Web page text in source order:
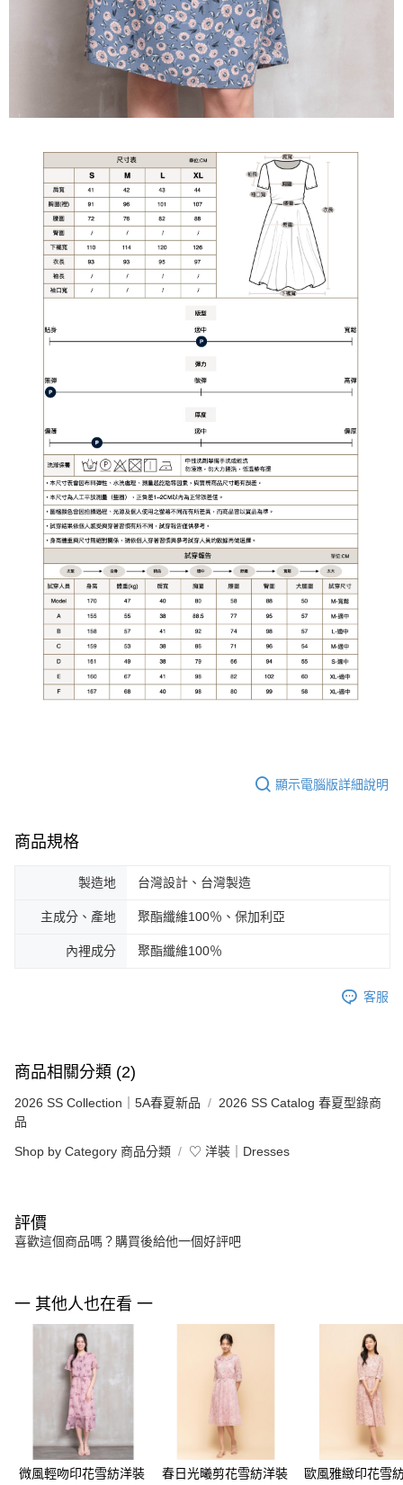
顯示電腦版詳細說明
商品規格
製造地 台灣設計、台灣製造
主成分、產地 聚酯纖維100％、保加利亞
內裡成分 聚酯纖維100％
客服
商品相關分類 (2)
2026 SS Collection｜5A春夏新品
2026 SS Catalog 春夏型錄商
品
Shop by Category 商品分類 ♡ 洋裝｜Dresses
評價
喜歡這個商品嗎？購買後給他一個好評吧
一 其他人也在看 一
微風輕吻印花雪紡洋裝
春日光曦剪花雪紡洋裝
歐風雅緻印花雪